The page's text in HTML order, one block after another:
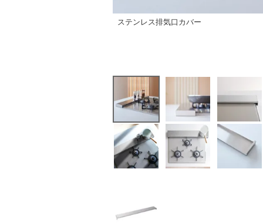
ステンレス排気口カバー